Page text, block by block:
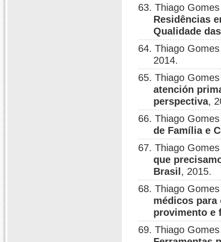
63. Thiago
Residências
Qualidade
64. Thiago
2014.
65. Thiago
atención
perspectiva,
66. Thiago
de Família e
67. Thiago
que
Brasil , 2015.
68. Thiago
médicos para
provimento e
69. Thiago